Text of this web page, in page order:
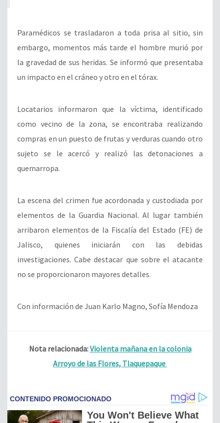
Paramédicos se trasladaron a toda prisa al sitio, sin
embargo, momentos más tarde el hombre murió por
la gravedad de sus heridas. Se informó que presentaba
un impacto en el cráneo y otro en el tórax.
Locatarios informaron que la víctima, identificado
como vecino de la zona, se encontraba realizando
compras en un puesto de frutas y verduras cuando otro
sujeto se le acercó y realizó las detonaciones a
quemarropa.
La escena del crimen fue acordonada y custodiada por
elementos de la Guardia Nacional. Al lugar también
arribaron elementos de la Fiscalía del Estado (FE) de
Jalisco, quienes iniciarán con las debidas
investigaciones. Cabe destacar que sobre el atacante
no se proporcionaron mayores detalles.
Con información de Juan Karlo Magno, Sofía Mendoza
Nota relacionada:Violenta mañana en la colonia
Arroyo de las Flores, Tlaquepaque